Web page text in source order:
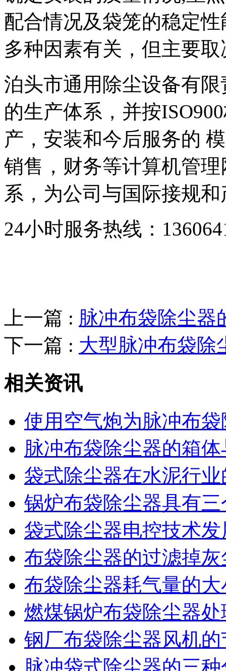
配合情况及袋笼的稳定性
多种因素有关，但主要
泊头市通用除尘设备有
的生产体系，并按
产，安装和今后服务的
销售，财务等计算机管
系，为公司与国际接规
24小时服务热线：
上一篇 : 脉冲布袋除尘器
下一篇 : 大型脉冲布袋除
相关资讯
使用空气炮为脉冲布
脉冲布袋除尘器的箱
袋式除尘器在水泥行
锅炉布袋除尘器具有
袋式除尘器电控技术
布袋除尘器的过滤掉
布袋除尘器耗气量的大
燃煤锅炉布袋除尘器
钢厂布袋除尘器风机